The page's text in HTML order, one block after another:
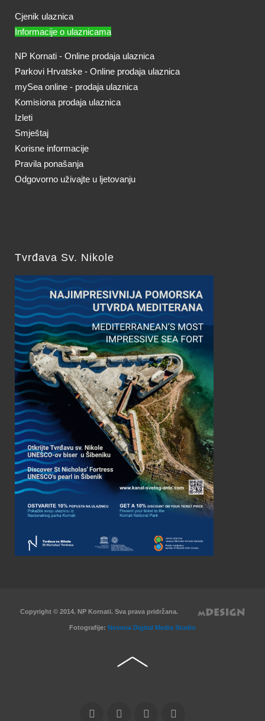
Cjenik ulaznica
Informacije o ulaznicama
NP Kornati - Online prodaja ulaznica
Parkovi Hrvatske - Online prodaja ulaznica
mySea online - prodaja ulaznica
Komisiona prodaja ulaznica
Izleti
Smještaj
Korisne informacije
Pravila ponašanja
Odgovorno uživajte u ljetovanju
Tvrđava Sv. Nikole
Copyright © 2014. NP Kornati. Sva prava pridržana.
Fotografije: Novena Digital Media Studio